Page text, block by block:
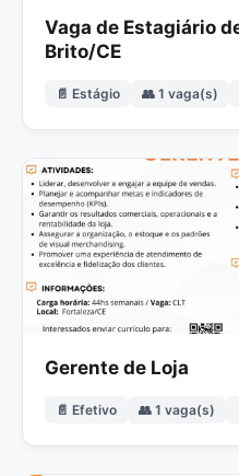
Vaga de Estagiário
Brito/CE
📄 Estágio 👥 1 vaga(s)
Gerente de Loja
📄 Efetivo 👥 1 vaga(s)